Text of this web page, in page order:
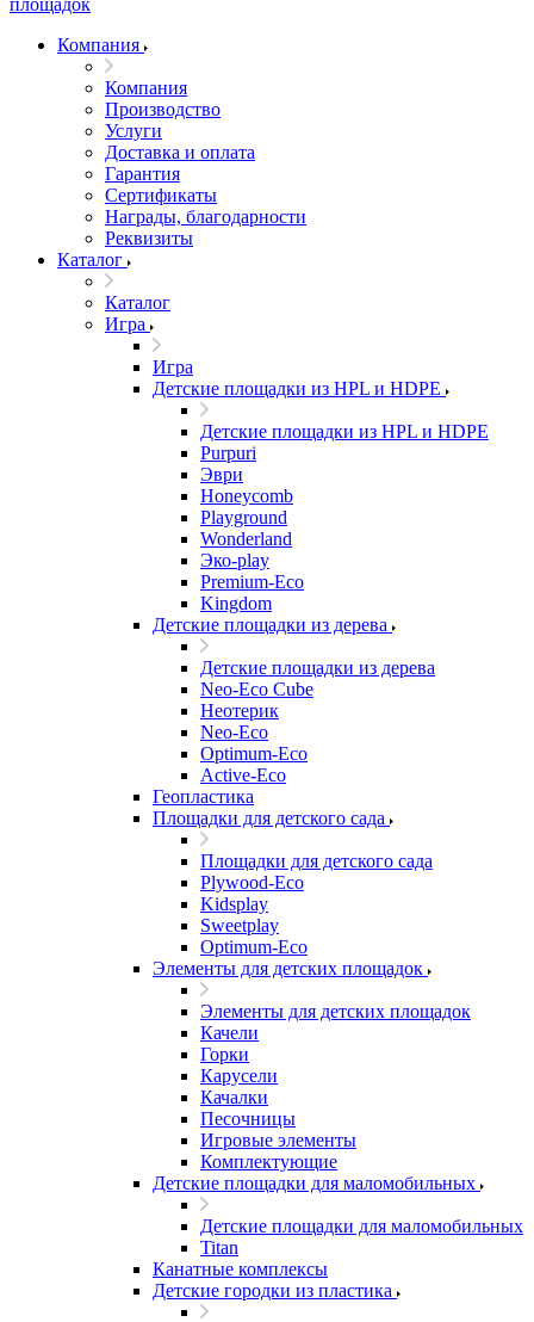
Компания
Компания
Производство
Услуги
Доставка и оплата
Гарантия
Сертификаты
Награды, благодарности
Реквизиты
Каталог
Каталог
Игра
Игра
Детские площадки из HPL и HDPE
Детские площадки из HPL и HDPE
Purpuri
Эври
Honeycomb
Playground
Wonderland
Эко-play
Premium-Eco
Kingdom
Детские площадки из дерева
Детские площадки из дерева
Neo-Eco Cube
Неотерик
Neo-Eco
Оptimum-Еco
Active-Eco
Геопластика
Площадки для детского сада
Площадки для детского сада
Plywood-Eco
Kidsplay
Sweetplay
Оptimum-Еco
Элементы для детских площадок
Элементы для детских площадок
Качели
Горки
Карусели
Качалки
Песочницы
Игровые элементы
Комплектующие
Детские площадки для маломобильных
Детские площадки для маломобильных
Titan
Канатные комплексы
Детские городки из пластика